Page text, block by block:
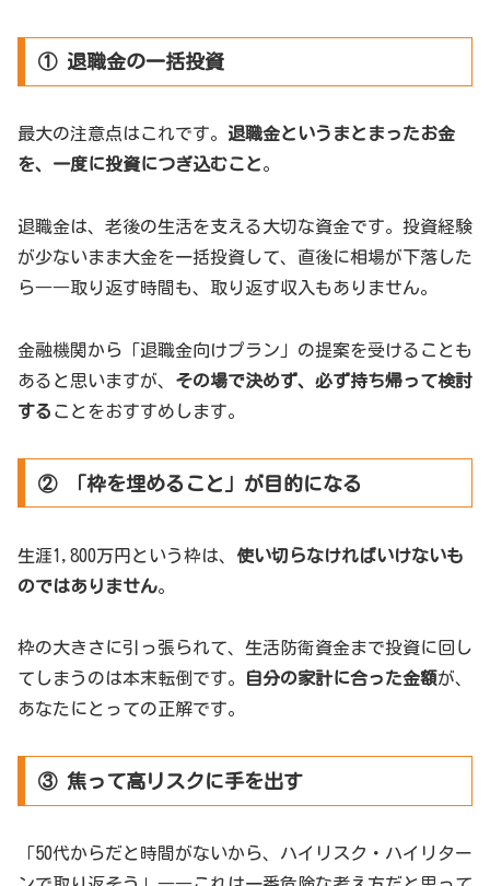
① 退職金の一括投資
最大の注意点はこれです。 退職金というまとまったお金
を、一度に投資につぎ込むこと。
退職金は、老後の生活を支える大切な資金です。投資経験
が少ないまま大金を一括投資して、直後に相場が下落した
ら――取り返す時間も、取り返す収入もありません。
金融機関から「退職金向けプラン」の提案を受けることも
あると思いますが、 その場で決めず、必ず持ち帰って検討
する ことをおすすめします。
② 「枠を埋めること」が目的になる
生涯1,800万円という枠は、 使い切らなければいけないも
のではありません。
枠の大きさに引っ張られて、生活防衛資金まで投資に回し
てしまうのは本末転倒です。
自分の家計に合った金額が、
あなたにとっての正解です。
③ 焦って高リスクに手を出す
「50代からだと時間がないから、ハイリスク・ハイリター